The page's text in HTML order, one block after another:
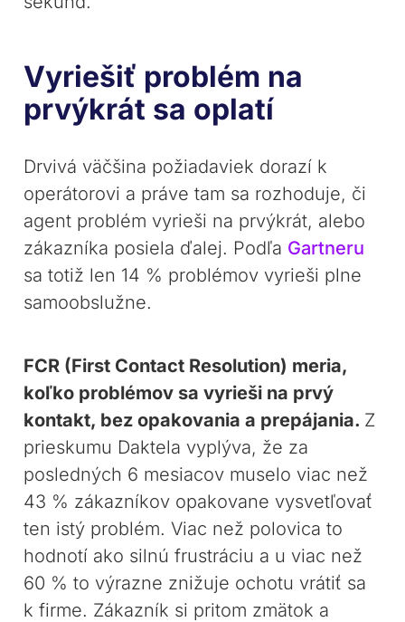
Vyriešiť problém na
prvýkrát sa oplatí
Drvivá väčšina požiadaviek dorazí k
operátorovi a práve tam sa rozhoduje, či
agent problém vyrieši na prvýkrát, alebo
zákazníka posiela ďalej. Podľa Gartneru
sa totiž len 14 % problémov vyrieši plne
samoobslužne.
FCR (First Contact Resolution) meria,
koľko problémov sa vyrieši na prvý
kontakt, bez opakovania a prepájania. Z
prieskumu Daktela vyplýva, že za
posledných 6 mesiacov muselo viac než
43 % zákazníkov opakovane vysvetľovať
ten istý problém. Viac než polovica to
hodnotí ako silnú frustráciu a u viac než
60 % to výrazne znižuje ochotu vrátiť sa
k firme. Zákazník si pritom zmätok a